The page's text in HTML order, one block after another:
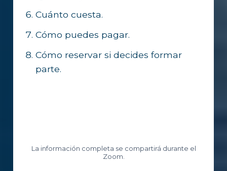
Cuánto cuesta.
Cómo puedes pagar.
Cómo reservar si decides formar
parte.
La información completa se compartirá durante el
Zoom.